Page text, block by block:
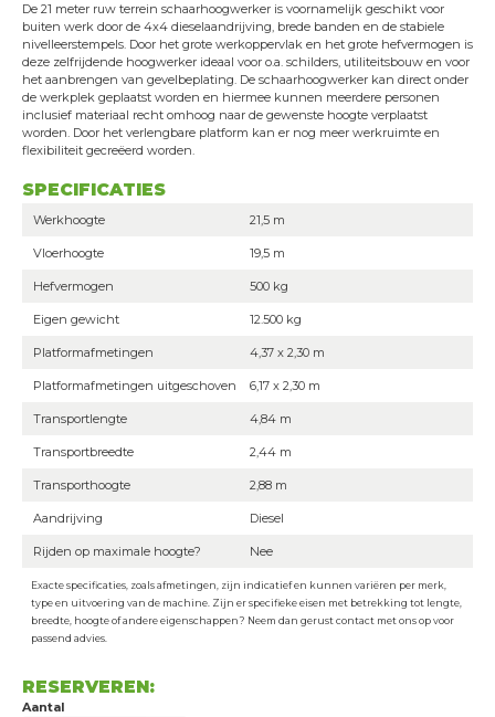
De 21 meter ruw terrein schaarhoogwerker is voornamelijk geschikt voor
buiten werk door de 4x4 dieselaandrijving, brede banden en de stabiele
nivelleerstempels. Door het grote werkoppervlak en het grote hefvermogen is
deze zelfrijdende hoogwerker ideaal voor o.a. schilders, utiliteitsbouw en voor
het aanbrengen van gevelbeplating. De schaarhoogwerker kan direct onder
de werkplek geplaatst worden en hiermee kunnen meerdere personen
inclusief materiaal recht omhoog naar de gewenste hoogte verplaatst
worden. Door het verlengbare platform kan er nog meer werkruimte en
flexibiliteit gecreëerd worden.
SPECIFICATIES
Werkhoogte 21,5 m
Vloerhoogte 19,5 m
Hefvermogen 500 kg
Eigen gewicht 12.500 kg
Platformafmetingen 4,37 x 2,30 m
Platformafmetingen uitgeschoven 6,17 x 2,30 m
Transportlengte 4,84 m
Transportbreedte 2,44 m
Transporthoogte 2,88 m
Aandrijving Diesel
Rijden op maximale hoogte? Nee
Exacte specificaties, zoals afmetingen, zijn indicatief en kunnen variëren per merk,
type en uitvoering van de machine. Zijn er specifieke eisen met betrekking tot lengte,
breedte, hoogte of andere eigenschappen? Neem dan gerust contact met ons op voor
passend advies.
RESERVEREN:
Aantal